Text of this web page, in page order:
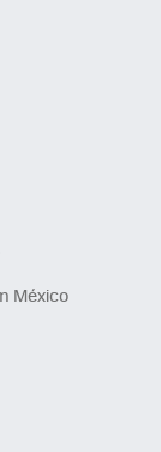
México